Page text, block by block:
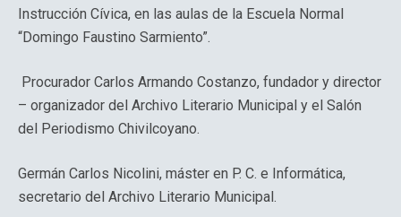
Instrucción Cívica, en las aulas de la Escuela Normal
“Domingo Faustino Sarmiento”.
Procurador Carlos Armando Costanzo, fundador y director
– organizador del Archivo Literario Municipal y el Salón
del Periodismo Chivilcoyano.
Germán Carlos Nicolini, máster en P. C. e Informática,
secretario del Archivo Literario Municipal.